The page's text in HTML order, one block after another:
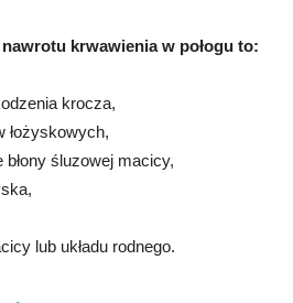
krwawienia w połogu to:
krocza,
łożyskowych,
błony śluzowej macicy,
lub układu rodnego.